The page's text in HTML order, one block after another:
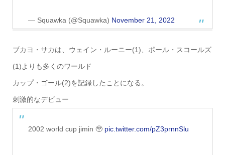
— Squawka (@Squawka) November 21, 2022
ブカヨ・サカは、ウェイン・ルーニー(1)、ポール・スコールズ
(1)よりも多くのワールド
カップ・ゴール(2)を記録したことになる。
刺激的なデビュー
2002 world cup jimin 🥹 pic.twitter.com/pZ3prnnSlu